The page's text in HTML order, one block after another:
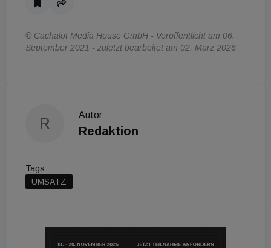
© Cachalot Media House GmbH - Veröffentlicht am 06.
September 2021 - zuletzt bearbeitet am 02. März 2026
R
Autor
Redaktion
Tags
UMSATZ